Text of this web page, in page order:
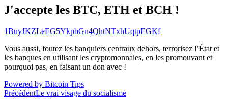
J'accepte les BTC, ETH et BCH !
1BuyJKZLeEG5YkpbGn4QhtNTxhUqtpEGKf
Vous aussi, foutez les banquiers centraux dehors, terrorisez l’État et
les banques en utilisant les cryptomonnaies, en les promouvant et
pourquoi pas, en faisant un don avec !
Powered by Bitcoin Tips
Navigation
PrécédentLe vrai visage du socialisme